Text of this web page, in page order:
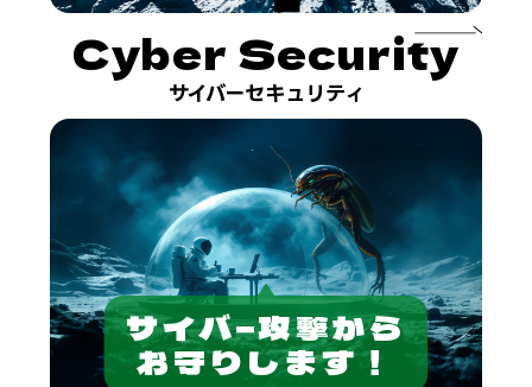
Cyber Security
サイバーセキュリティ
サイバ−攻撃から
お守りします！